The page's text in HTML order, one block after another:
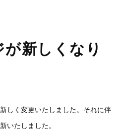
新しくなり
しく変更いたしました。それに伴
いたしました。